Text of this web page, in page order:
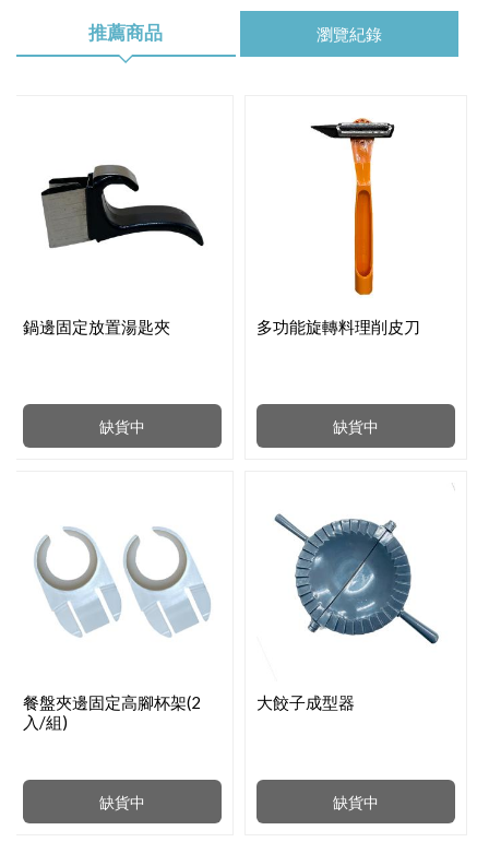
推薦商品 瀏覽紀錄
缺貨中
鍋邊固定放置湯匙夾
缺貨中
多功能旋轉料理削皮刀
缺貨中
餐盤夾邊固定高腳杯架(2
入/組)
缺貨中
大餃子成型器